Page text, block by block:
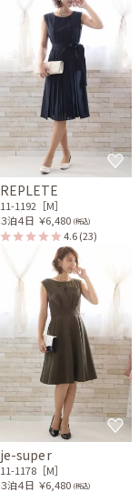
REPLETE
11-1192［M］
３泊４日 ￥6,480 (税込)
4.6(23)
je-super
11-1178［M］
３泊４日 ￥6,480 (税込)